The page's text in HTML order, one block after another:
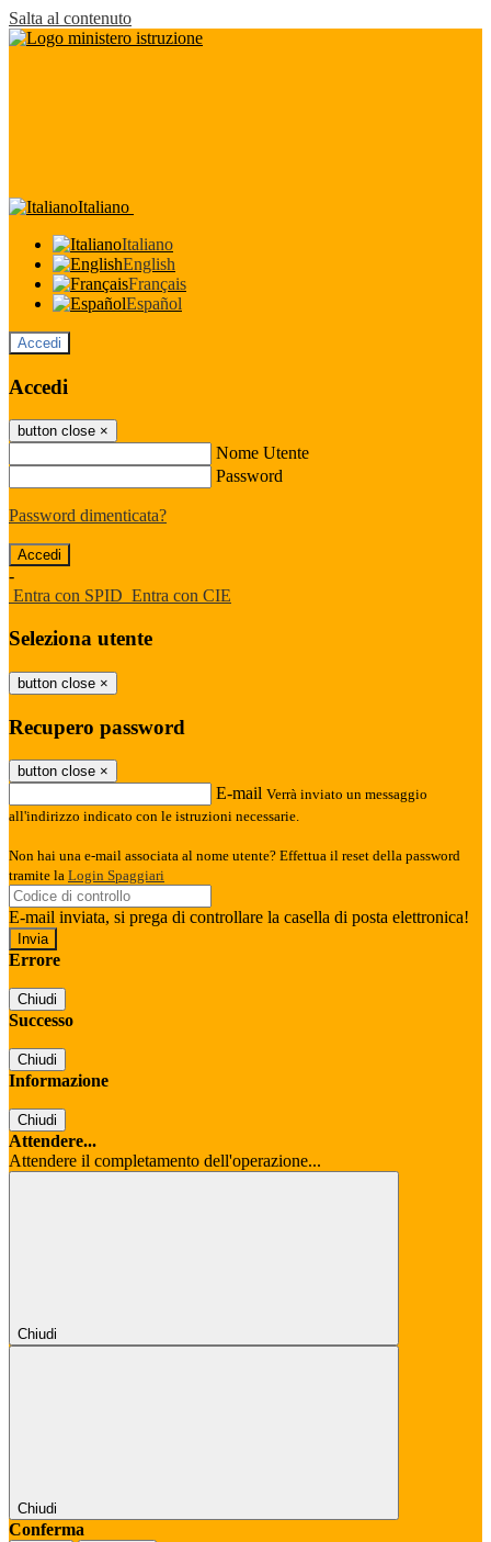
Salta al contenuto
Italiano
Italiano
English
Français
Español
Accedi
Accedi
button close ×
Nome Utente
Password
Password dimenticata?
-
Entra con SPID Entra con CIE
Seleziona utente
button close ×
Recupero password
button close ×
E-mail Verrà inviato un messaggio
all'indirizzo indicato con le istruzioni necessarie.
Non hai una e-mail associata al nome utente? Effettua il reset della password
tramite la Login Spaggiari
E-mail inviata, si prega di controllare la casella di posta elettronica!
Errore
Chiudi
Successo
Chiudi
Informazione
Chiudi
Attendere...
Attendere il completamento dell'operazione...
Chiudi
Chiudi
Conferma